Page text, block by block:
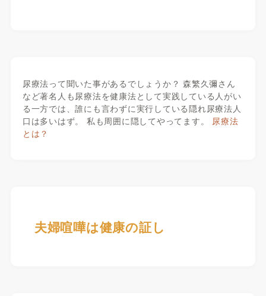
尿療法って聞いた事があるでしょうか？ 森繁久彌さん
など著名人も尿療法を健康法として実践している人がい
る一方では、誰にも言わずに実行している隠れ尿療法人
口は多いはず。 私も周囲に隠してやってます。 尿療法
とは？
夫婦喧嘩は健康の証し